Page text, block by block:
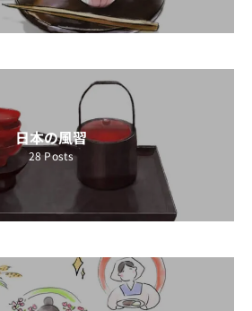
日本の風習
28Posts